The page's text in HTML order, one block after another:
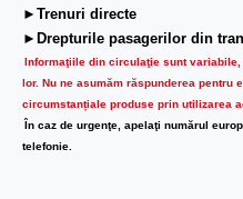
►Trenuri directe
►Drepturile pasagerilor din
Informaţiile din circulaţie sunt
lor. Nu ne asumăm răspunderea pentru
circumstanțiale produse prin utilizarea
În caz de urgenţe, apelaţi numărul
telefonie.